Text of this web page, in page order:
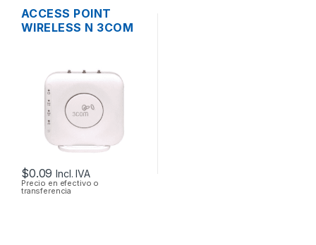
ACCESS POINT
WIRELESS N 3COM
$0.09 Incl. IVA
Precio en efectivo o
transferencia